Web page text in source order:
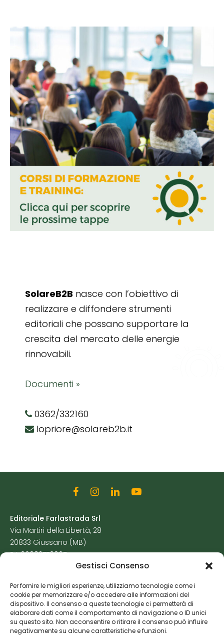
Gestisci Consenso
Per fornire le migliori esperienze, utilizziamo tecnologie come i
cookie per memorizzare e/o accedere alle informazioni del
dispositivo. Il consenso a queste tecnologie ci permetterà di
elaborare dati come il comportamento di navigazione o ID unici
su questo sito. Non acconsentire o ritirare il consenso può influire
negativamente su alcune caratteristiche e funzioni.
SolareB2B nasce con l’obiettivo di
realizzare e diffondere strumenti
editoriali che possano supportare la
crescita del mercato delle energie
rinnovabili.
Documenti »
0362/332160
lopriore@solareb2b.it
Editoriale Farlastrada Srl
Via Martiri della Libertà, 28
20833 Giussano (MB)
P.I. 06982770965
Cookie Policy
Risorse Aggiuntive